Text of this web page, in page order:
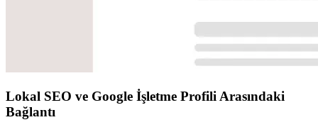
Lokal SEO ve Google İşletme Profili Arasındaki
Bağlantı